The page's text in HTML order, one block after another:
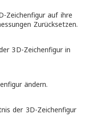
Zeichenfigur auf ihre
Zurücksetzen.
3D-Zeichenfigur in
ändern.
der 3D-Zeichenfigur